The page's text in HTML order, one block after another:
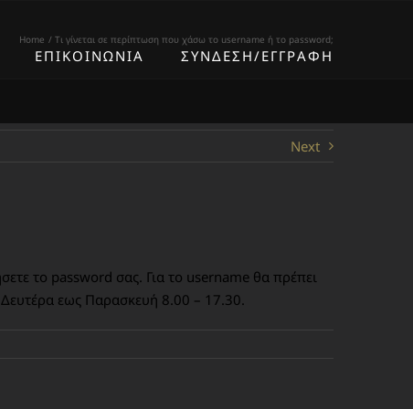
ΕΠΙΚΟΙΝΩΝΙΑ ΣΥΝΔΕΣΗ/ΕΓΓΡΑΦΗ
Home Τι γίνεται σε περίπτωση που χάσω το username ή το password;
Next
το password σας. Για το username θα πρέπει
εως Παρασκευή 8.00 – 17.30.